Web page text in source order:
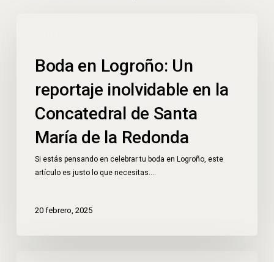
Boda en Logroño: Un
reportaje inolvidable en la
Concatedral de Santa
María de la Redonda
Si estás pensando en celebrar tu boda en Logroño, este
artículo es justo lo que necesitas.…
20 febrero, 2025